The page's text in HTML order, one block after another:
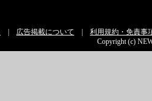
広告掲載について
利用規約・免責事
Copyright (c)